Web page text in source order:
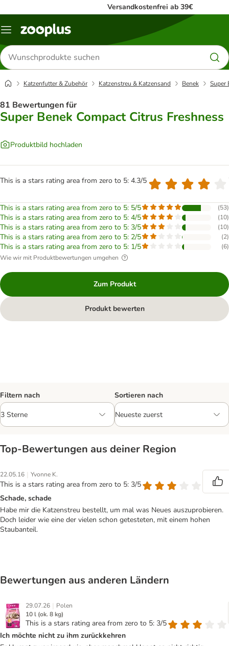
Versandkostenfrei ab 39€
Menü
Produkte
suchen
Katzenfutter & Zubehör Katzenstreu & Katzensand Benek Super
81 Bewertungen für
Super Benek Compact Citrus Freshness
Produktbild hochladen
This is a stars rating area from zero to 5: 4.3/5
This is a stars rating area from zero to 5: 5/5 (53)
This is a stars rating area from zero to 5: 4/5 (10)
This is a stars rating area from zero to 5: 3/5 (10)
This is a stars rating area from zero to 5: 2/5 (2)
This is a stars rating area from zero to 5: 1/5 (6)
Wie wir mit Produktbewertungen umgehen
Zum Produkt
Produkt bewerten
Filtern nach Sortieren nach
Top‑Bewertungen aus deiner Region
22.05.16 | Yvonne K.
This is a stars rating area from zero to 5: 3/5
Schade, schade
Habe mir die Katzenstreu bestellt, um mal was Neues auszuprobieren.
Doch leider wie eine der vielen schon getesteten, mit einem hohen
Staubanteil.
Bewertungen aus anderen Ländern
29.07.26 | Polen
10 l (ok. 8 kg)
This is a stars rating area from zero to 5: 3/5
Ich möchte nicht zu ihm zurückkehren